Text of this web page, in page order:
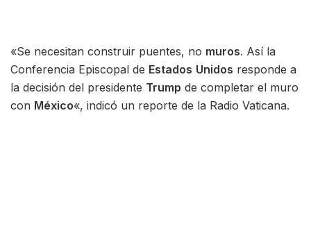
«Se necesitan construir puentes, no muros. Así la
Conferencia Episcopal de Estados Unidos responde a
la decisión del presidente Trump de completar el muro
con México«, indicó un reporte de la Radio Vaticana.